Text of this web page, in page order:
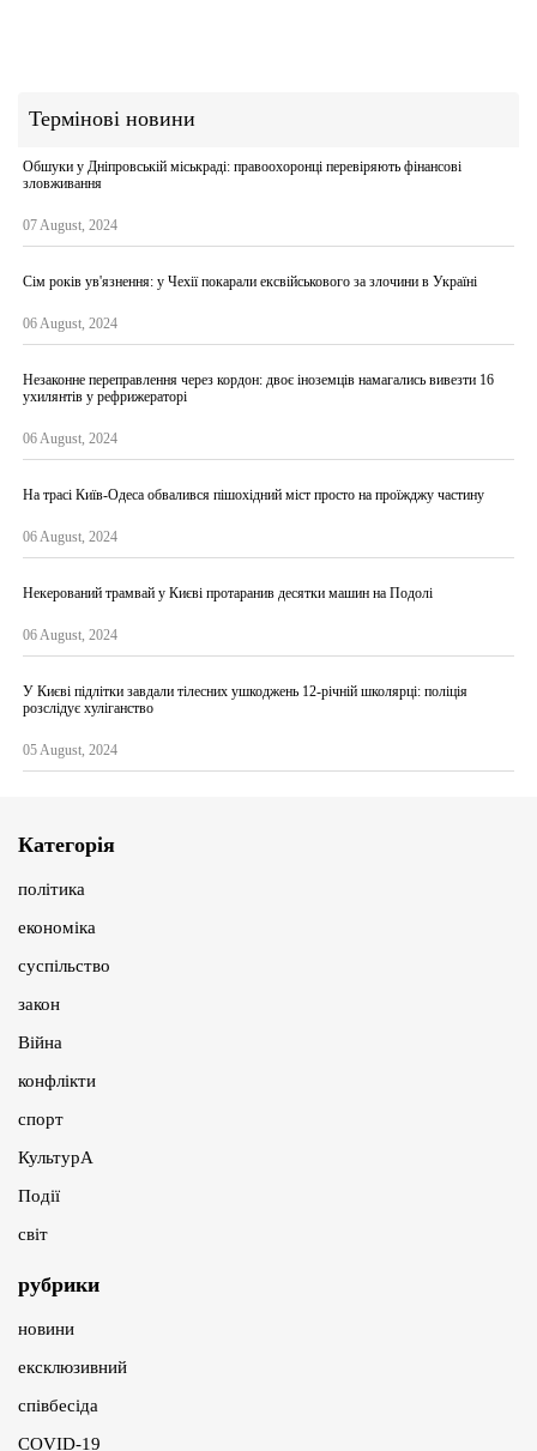
Термінові новини
Обшуки у Дніпровській міськраді: правоохоронці перевіряють фінансові
зловживання
07 August, 2024
Сім років ув'язнення: у Чехії покарали ексвійськового за злочини в Україні
06 August, 2024
Незаконне переправлення через кордон: двоє іноземців намагались вивезти 16
ухилянтів у рефрижераторі
06 August, 2024
На трасі Київ-Одеса обвалився пішохідний міст просто на проїжджу частину
06 August, 2024
Некерований трамвай у Києві протаранив десятки машин на Подолі
06 August, 2024
У Києві підлітки завдали тілесних ушкоджень 12-річній школярці: поліція
розслідує хуліганство
05 August, 2024
Категорія
політика
економіка
суспільство
закон
Війна
конфлікти
спорт
КультурА
Події
світ
рубрики
новини
ексклюзивний
співбесіда
COVID-19